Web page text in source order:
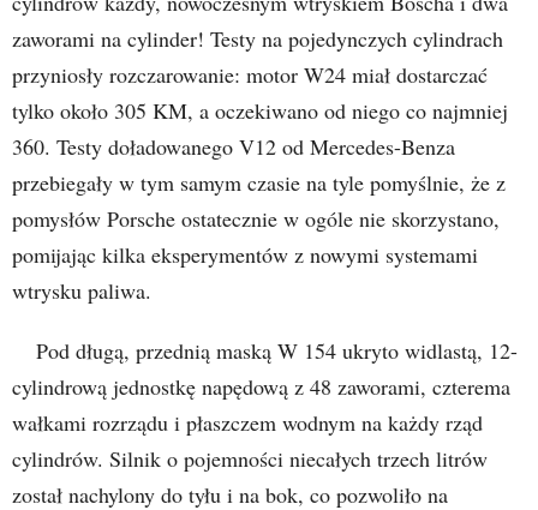
zaworami na cylinder! Testy na pojedynczych cylindrach
przyniosły rozczarowanie: motor W24 miał dostarczać
tylko około 305 KM, a oczekiwano od niego co najmniej
360. Testy doładowanego V12 od Mercedes-Benza
przebiegały w tym samym czasie na tyle pomyślnie, że z
pomysłów Porsche ostatecznie w ogóle nie skorzystano,
pomijając kilka eksperymentów z nowymi systemami
wtrysku paliwa.
Pod długą, przednią maską W 154 ukryto widlastą, 12-
cylindrową jednostkę napędową z 48 zaworami, czterema
wałkami rozrządu i płaszczem wodnym na każdy rząd
cylindrów. Silnik o pojemności niecałych trzech litrów
został nachylony do tyłu i na bok, co pozwoliło na